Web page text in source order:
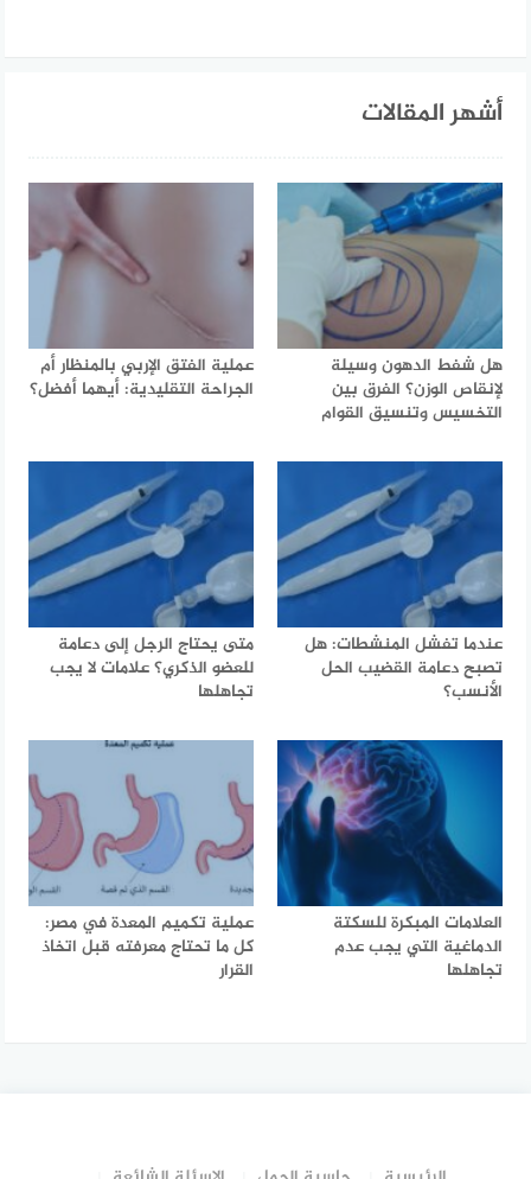
أشهر المقالات
هل شفط الدهون وسيلة
لإنقاص الوزن؟ الفرق بين
التخسيس وتنسيق القوام
عملية الفتق الإربي بالمنظار أم
الجراحة التقليدية: أيهما أفضل؟
عندما تفشل المنشطات: هل
تصبح دعامة القضيب الحل
الأنسب؟
متى يحتاج الرجل إلى دعامة
للعضو الذكري؟ علامات لا يجب
تجاهلها
العلامات المبكرة للسكتة
الدماغية التي يجب عدم
تجاهلها
عملية تكميم المعدة في مصر:
كل ما تحتاج معرفته قبل اتخاذ
القرار